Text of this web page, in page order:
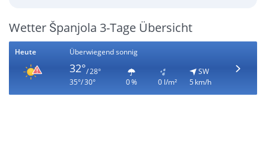
Wetter Španjola 3-Tage Übersicht
Heute Überwiegend sonnig
32°/ 28°
35°/ 30°
0 % 0 l/m²
SW
5 km/h